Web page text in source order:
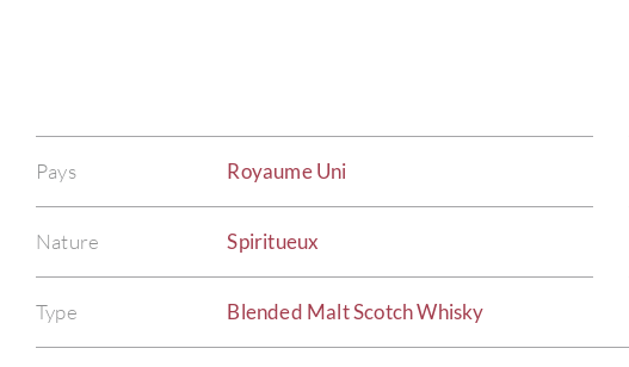
Pays Royaume Uni
Nature Spiritueux
Type Blended Malt Scotch Whisky